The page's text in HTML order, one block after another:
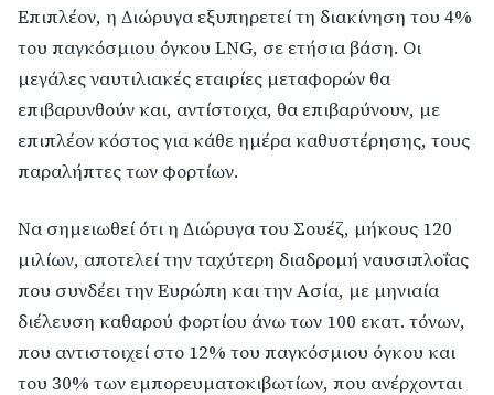
Επιπλέον, η Διώρυγα εξυπηρετεί τη διακίνηση του 4%
του παγκόσμιου όγκου LNG, σε ετήσια βάση. Οι
μεγάλες ναυτιλιακές εταιρίες μεταφορών θα
επιβαρυνθούν και, αντίστοιχα, θα επιβαρύνουν, με
επιπλέον κόστος για κάθε ημέρα καθυστέρησης, τους
παραλήπτες των φορτίων.
Να σημειωθεί ότι η Διώρυγα του Σουέζ, μήκους 120
μιλίων, αποτελεί την ταχύτερη διαδρομή ναυσιπλοΐας
που συνδέει την Ευρώπη και την Ασία, με μηνιαία
διέλευση καθαρού φορτίου άνω των 100 εκατ. τόνων,
που αντιστοιχεί στο 12% του παγκόσμιου όγκου και
του 30% των εμπορευματοκιβωτίων, που ανέρχονται